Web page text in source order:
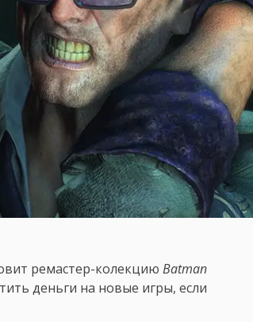
ремастер-колекцию Batman
деньги на новые игры, если